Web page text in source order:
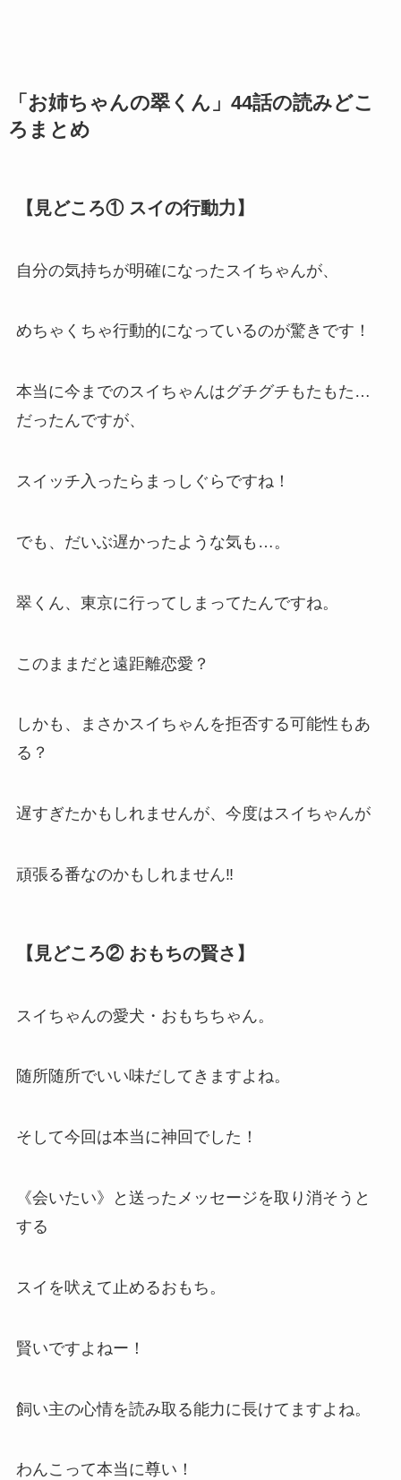
「お姉ちゃんの翠くん」44話の読みどこ
ろまとめ
【見どころ① スイの行動力】
自分の気持ちが明確になったスイちゃんが、
めちゃくちゃ行動的になっているのが驚きです！
本当に今までのスイちゃんはグチグチもたもた…
だったんですが、
スイッチ入ったらまっしぐらですね！
でも、だいぶ遅かったような気も…。
翠くん、東京に行ってしまってたんですね。
このままだと遠距離恋愛？
しかも、まさかスイちゃんを拒否する可能性もあ
る？
遅すぎたかもしれませんが、今度はスイちゃんが
頑張る番なのかもしれません‼
【見どころ② おもちの賢さ】
スイちゃんの愛犬・おもちちゃん。
随所随所でいい味だしてきますよね。
そして今回は本当に神回でした！
《会いたい》と送ったメッセージを取り消そうと
する
スイを吠えて止めるおもち。
賢いですよねー！
飼い主の心情を読み取る能力に長けてますよね。
わんこって本当に尊い！